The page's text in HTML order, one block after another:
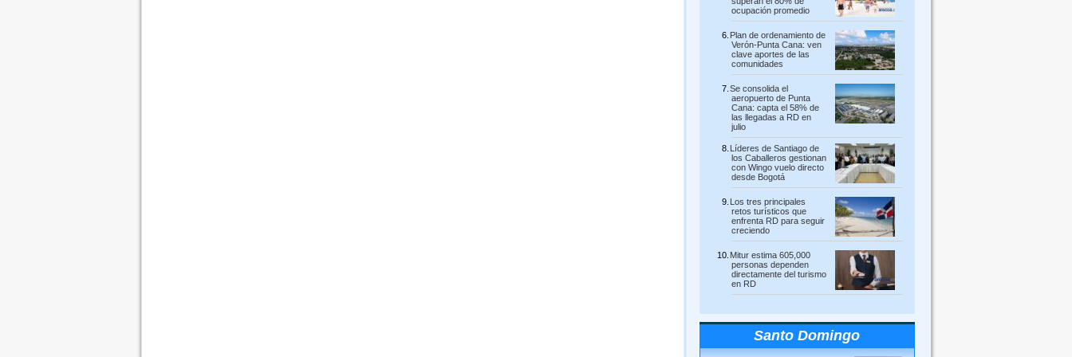
ocupación promedio
Plan de ordenamiento de
Verón-Punta Cana: ven
clave aportes de las
comunidades
Se consolida el
aeropuerto de Punta
Cana: capta el 58% de
las llegadas a RD en
julio
Líderes de Santiago de
los Caballeros gestionan
con Wingo vuelo directo
desde Bogotá
Los tres principales
retos turísticos que
enfrenta RD para seguir
creciendo
Mitur estima 605,000
personas dependen
directamente del turismo
en RD
Santo Domingo